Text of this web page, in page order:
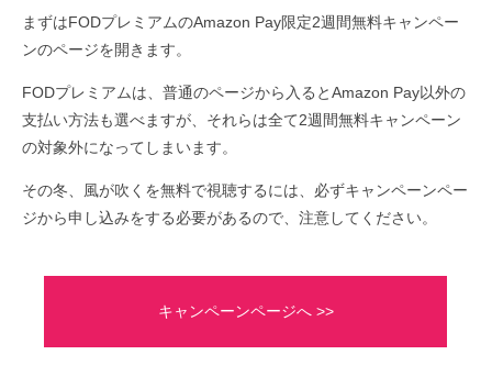
まずはFODプレミアムのAmazon Pay限定2週間無料キャンペー
ンのページを開きます。
FODプレミアムは、普通のページから入るとAmazon Pay以外の
支払い方法も選べますが、それらは全て2週間無料キャンペーン
の対象外になってしまいます。
その冬、風が吹くを無料で視聴するには、必ずキャンペーンペー
ジから申し込みをする必要があるので、注意してください。
キャンペーンページへ >>